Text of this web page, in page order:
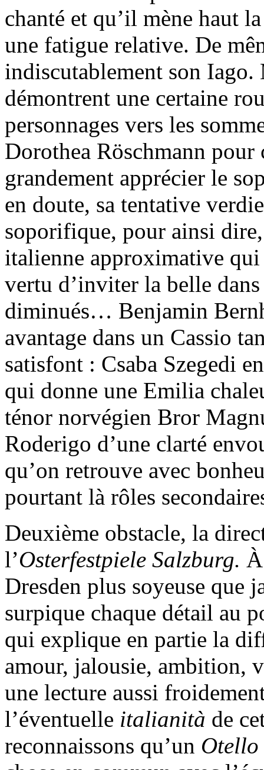
chanté et qu’il mène haut
une fatigue relative. De
indiscutablement son Iago.
démontrent une certaine
personnages vers les
Dorothea Röschmann pour
grandement apprécier le
en doute, sa tentative
soporifique, pour ainsi
italienne approximative
vertu d’inviter la belle
diminués… Benjamin
avantage dans un Cassio
satisfont : Csaba Szegedi
qui donne une Emilia
ténor norvégien Bror
Roderigo d’une clarté
qu’on retrouve avec
pourtant là rôles
Deuxième obstacle, la
l’Osterfestpiele Salzburg.
Dresden plus soyeuse que
surpique chaque détail au
qui explique en partie la
amour, jalousie, ambition,
une lecture aussi
l’éventuelle italianità de
reconnaissons qu’un Otello